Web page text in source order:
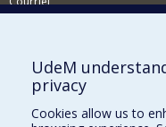
Comment soutenir le
BESOIN D'AIDE?
Plan du site
UdeM
privacy
Cookies allow us to